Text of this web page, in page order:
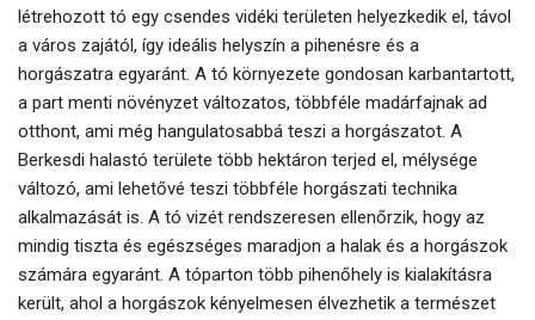
létrehozott tó egy csendes vidéki területen helyezkedik el, távol
a város zajától, így ideális helyszín a pihenésre és a
horgászatra egyaránt. A tó környezete gondosan karbantartott,
a part menti növényzet változatos, többféle madárfajnak ad
otthont, ami még hangulatosabbá teszi a horgászatot. A
Berkesdi halastó területe több hektáron terjed el, mélysége
változó, ami lehetővé teszi többféle horgászati technika
alkalmazását is. A tó vizét rendszeresen ellenőrzik, hogy az
mindig tiszta és egészséges maradjon a halak és a horgászok
számára egyaránt. A tóparton több pihenőhely is kialakításra
került, ahol a horgászok kényelmesen élvezhetik a természet